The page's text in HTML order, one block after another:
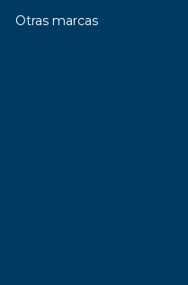
Otras marcas